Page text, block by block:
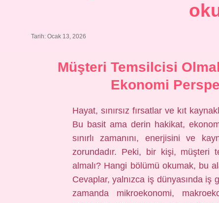
Tarih: Ocak 13, 2026
Müşteri Temsilcisi
Ekonomi
Hayat, sınırsız fırsatlar ve kıt
Bu basit ama derin hakikat,
sınırlı zamanını, enerjisini ve
zorundadır. Peki, bir kişi, müşteri
almalı? Hangi bölümü okumak, bu
Cevaplar, yalnızca iş dünyasında iş
zamanda mikroekonomi,